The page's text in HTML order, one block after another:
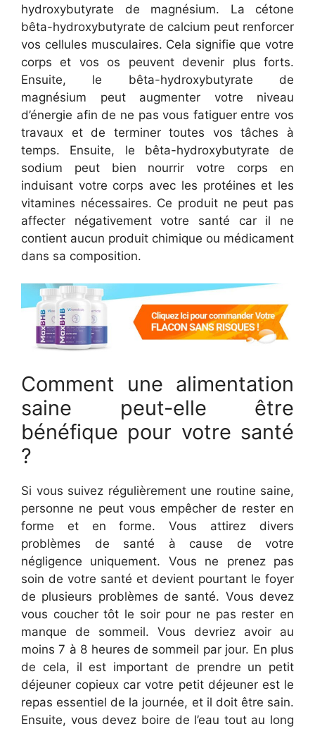
hydroxybutyrate de magnésium. La cétone
bêta-hydroxybutyrate de calcium peut renforcer
vos cellules musculaires. Cela signifie que votre
corps et vos os peuvent devenir plus forts.
Ensuite, le bêta-hydroxybutyrate de
magnésium peut augmenter votre niveau
d’énergie afin de ne pas vous fatiguer entre vos
travaux et de terminer toutes vos tâches à
temps. Ensuite, le bêta-hydroxybutyrate de
sodium peut bien nourrir votre corps en
induisant votre corps avec les protéines et les
vitamines nécessaires. Ce produit ne peut pas
affecter négativement votre santé car il ne
contient aucun produit chimique ou médicament
dans sa composition.
Comment une alimentation
saine peut-elle être
bénéfique pour votre santé
?
Si vous suivez régulièrement une routine saine,
personne ne peut vous empêcher de rester en
forme et en forme. Vous attirez divers
problèmes de santé à cause de votre
négligence uniquement. Vous ne prenez pas
soin de votre santé et devient pourtant le foyer
de plusieurs problèmes de santé. Vous devez
vous coucher tôt le soir pour ne pas rester en
manque de sommeil. Vous devriez avoir au
moins 7 à 8 heures de sommeil par jour. En plus
de cela, il est important de prendre un petit
déjeuner copieux car votre petit déjeuner est le
repas essentiel de la journée, et il doit être sain.
Ensuite, vous devez boire de l’eau tout au long